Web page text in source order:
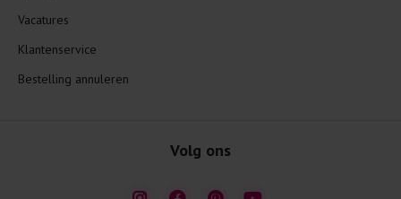
Vacatures
Klantenservice
Bestelling annuleren
Volg ons